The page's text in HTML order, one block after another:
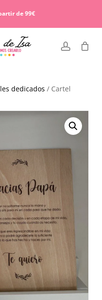
de 99€
account
Cart
dedicados / Cartel